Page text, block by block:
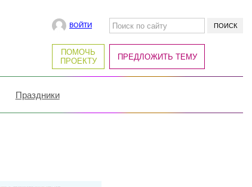
ВОЙТИ
ПОМОЧЬ
ПРОЕКТУ
ПРЕДЛОЖИТЬ ТЕМУ
Праздники